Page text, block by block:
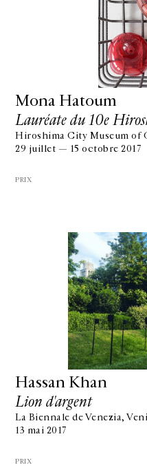
Mona Hatoum
Lauréate du 10e
Hiroshima City Museum of
29 juillet — 15 octobre 2017
PRIX
Hassan Khan
Lion d'argent
La Biennale de Venezia,
13 mai 2017
PRIX